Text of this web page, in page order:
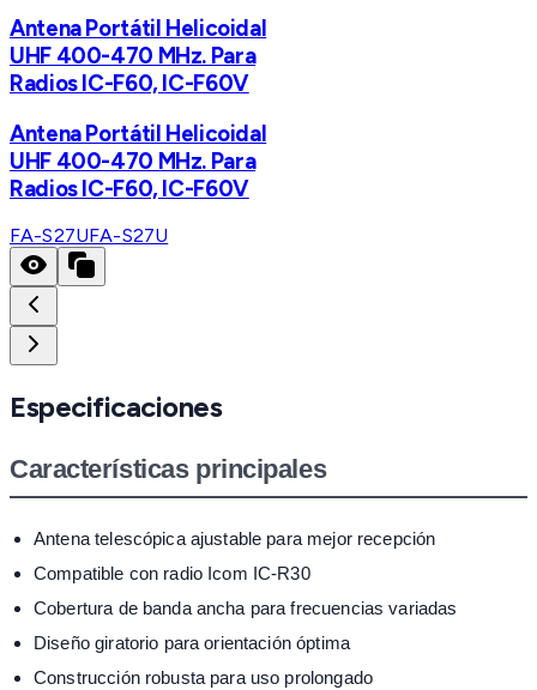
Antena Portátil Helicoidal
UHF 400-470 MHz. Para
Radios IC-F60, IC-F60V
Antena Portátil Helicoidal
UHF 400-470 MHz. Para
Radios IC-F60, IC-F60V
FA-S27UFA-S27U
Especificaciones
Características principales
Antena telescópica ajustable para mejor recepción
Compatible con radio Icom IC-R30
Cobertura de banda ancha para frecuencias variadas
Diseño giratorio para orientación óptima
Construcción robusta para uso prolongado